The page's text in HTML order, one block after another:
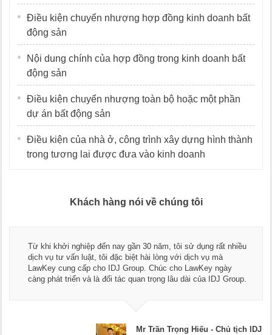
Điều kiện chuyển nhượng hợp đồng kinh doanh bất
động sản
Nội dung chính của hợp đồng trong kinh doanh bất
động sản
Điều kiện chuyển nhượng toàn bộ hoặc một phần
dự án bất động sản
Điều kiện của nhà ở, công trình xây dựng hình thành
trong tương lai được đưa vào kinh doanh
Khách hàng nói về chúng tôi
Từ khi khởi nghiệp đến nay gần 30 năm, tôi sử dụng rất nhiều
dịch vụ tư vấn luật, tôi đặc biệt hài lòng với dịch vụ mà
LawKey cung cấp cho IDJ Group. Chúc cho LawKey ngày
càng phát triển và là đối tác quan trọng lâu dài của IDJ Group.
Mr Trần Trọng Hiếu - Chủ tịch IDJ